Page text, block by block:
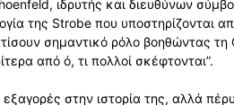
ιδρυτής και διευθύνων
της Strobe που υποστηρίζονται
σημαντικό ρόλο βοηθώντας τη
από ό, τι πολλοί σκέφτονται”.
στην ιστορία της, αλλά